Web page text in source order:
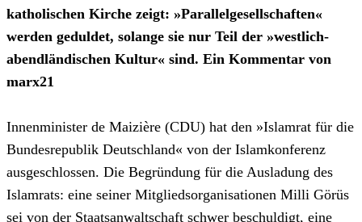
katholischen Kirche zeigt: »Parallelgesellschaften«
werden geduldet, solange sie nur Teil der »westlich-
abendländischen Kultur« sind. Ein Kommentar von
marx21
Innenminister de Maizière (CDU) hat den »Islamrat für die
Bundesrepublik Deutschland« von der Islamkonferenz
ausgeschlossen. Die Begründung für die Ausladung des
Islamrats: eine seiner Mitgliedsorganisationen Milli Görüs
sei von der Staatsanwaltschaft schwer beschuldigt, eine